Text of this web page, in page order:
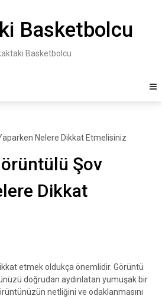
Basketbolcu
Basketbolcu
Nelere Dikkat Etmelisiniz
Şov
Dikkat
etmek oldukça önemlidir. Görüntü
doğrudan aydınlatan yumuşak bir
netliğini ve odaklanmasını